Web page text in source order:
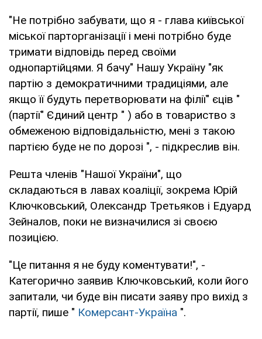
"Не потрібно забувати, що я - глава київської
міської парторганізації і мені потрібно буде
тримати відповідь перед своїми
однопартійцями. Я бачу" Нашу Україну "як
партію з демократичними традиціями, але
якщо її будуть перетворювати на філії" єців "
(партії" Єдиний центр " ) або в товариство з
обмеженою відповідальністю, мені з такою
партією буде не по дорозі ", - підкреслив він.
Решта членів "Нашої України", що
складаються в лавах коаліції, зокрема Юрій
Ключковський, Олександр Третьяков і Едуард
Зейналов, поки не визначилися зі своєю
позицією.
"Це питання я не буду коментувати!", -
Категорично заявив Ключковський, коли його
запитали, чи буде він писати заяву про вихід з
партії, пише " Комерсант-Україна ".